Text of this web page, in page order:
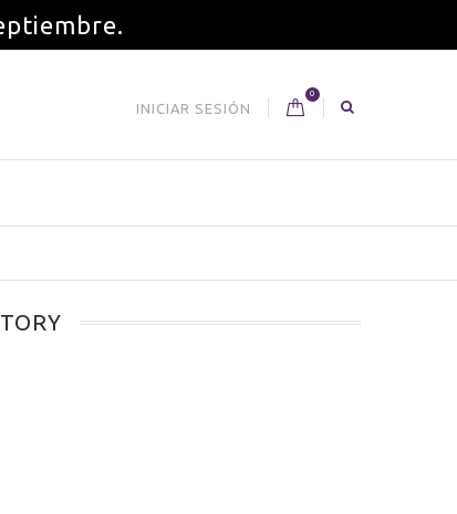
0
INICIAR SESIÓN